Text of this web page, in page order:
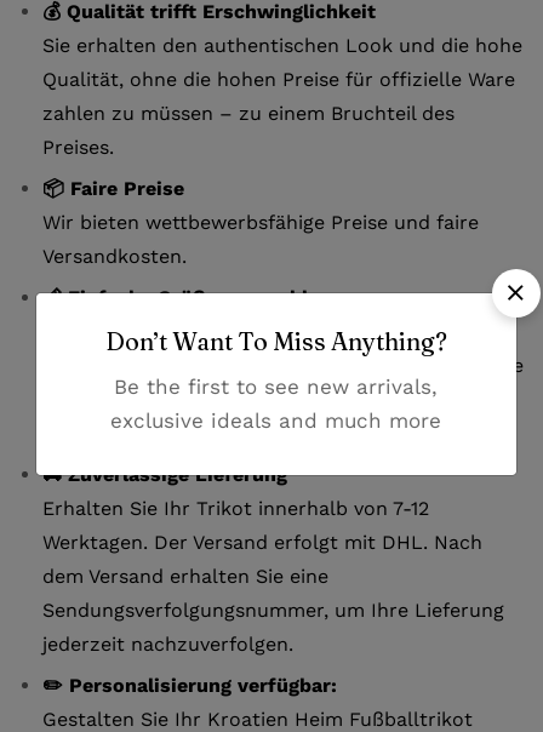
💰 Qualität trifft Erschwinglichkeit
Sie erhalten den authentischen Look und die hohe
Qualität, ohne die hohen Preise für offizielle Ware
zahlen zu müssen – zu einem Bruchteil des
Preises.
📦 Faire Preise
Wir bieten wettbewerbsfähige Preise und faire
Versandkosten.
📏 Einfache Größenauswahl
Unsere detaillierte Größentabelle hilft Ihnen, die
perfekte Passform zu finden. Bei Fragen zur Größe
kontaktieren Sie uns bitte per E-Mail oder
Whatsapp.
🚚 Zuverlässige Lieferung
Erhalten Sie Ihr Trikot innerhalb von 7-12
Werktagen. Der Versand erfolgt mit DHL. Nach
dem Versand erhalten Sie eine
Sendungsverfolgungsnummer, um Ihre Lieferung
jederzeit nachzuverfolgen.
✏️ Personalisierung verfügbar:
Gestalten Sie Ihr Kroatien Heim Fußballtrikot
Don’t Want To Miss Anything?
Be the first to see new arrivals,
exclusive ideals and much more